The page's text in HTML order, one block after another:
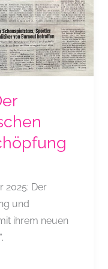
2025: Der
und
ihrem neuen